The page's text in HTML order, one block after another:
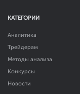
КАТЕГОРИИ
Аналитика
Трейдерам
Методы анализа
Конкурсы
Новости